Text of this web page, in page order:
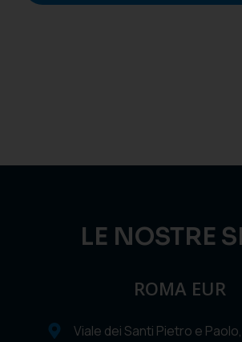
LE NOSTRE
ROMA EUR
Viale dei Santi Pietro e